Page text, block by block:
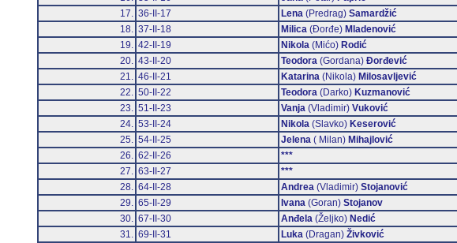
17. 36-II-17 Lena(Predrag) Samardžić
18. 37-II-18 Milica(Đorđe) Mladenović
19. 42-II-19 Nikola(Mićo) Rodić
20. 43-II-20 Teodora(Gordana) Đorđević
21. 46-II-21 Katarina(Nikola) Milosavljević
22. 50-II-22 Teodora(Darko) Kuzmanović
23. 51-II-23 Vanja(Vladimir) Vuković
24. 53-II-24 Nikola(Slavko) Keserović
25. 54-II-25 Jelena( Milan) Mihajlović
26. 62-II-26 ***
27. 63-II-27 ***
28. 64-II-28 Andrea(Vladimir) Stojanović
29. 65-II-29 Ivana(Goran) Stojanov
30. 67-II-30 Anđela(Željko) Nedić
31. 69-II-31 Luka(Dragan) Živković